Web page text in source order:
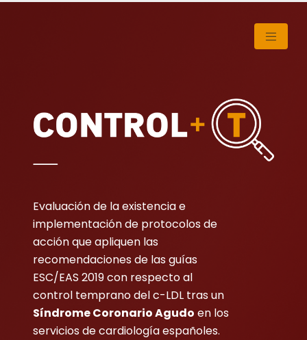
Evaluación de la existencia e
implementación de protocolos de
acción que apliquen las
recomendaciones de las guías
ESC/EAS 2019 con respecto al
control temprano del c-LDL tras un
Síndrome Coronario Agudo en los
servicios de cardiología españoles.